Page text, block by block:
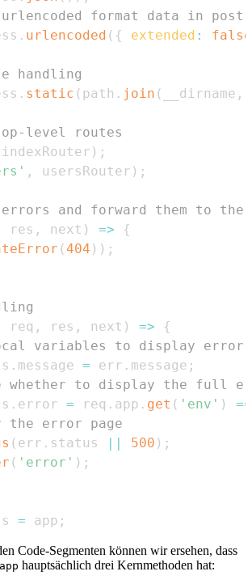
format data in
. urlencoded ( { extended : false
. static ( path . join ( __dirname ,
level routes
indexRouter ) ;
, usersRouter ) ;
and forward them to
res , next ) =>
{
(404 ) ) ;
req , res , next ) =>
{
variables to display error
. message = err . message ;
whether to display the full
. error = req . app . get ( 'env' )
the error page
( err . status || 500 ) ;
( 'error' ) ;
= app ;
Code-Segmenten können wir ersehen, dass
app hauptsächlich drei Kernmethoden hat: